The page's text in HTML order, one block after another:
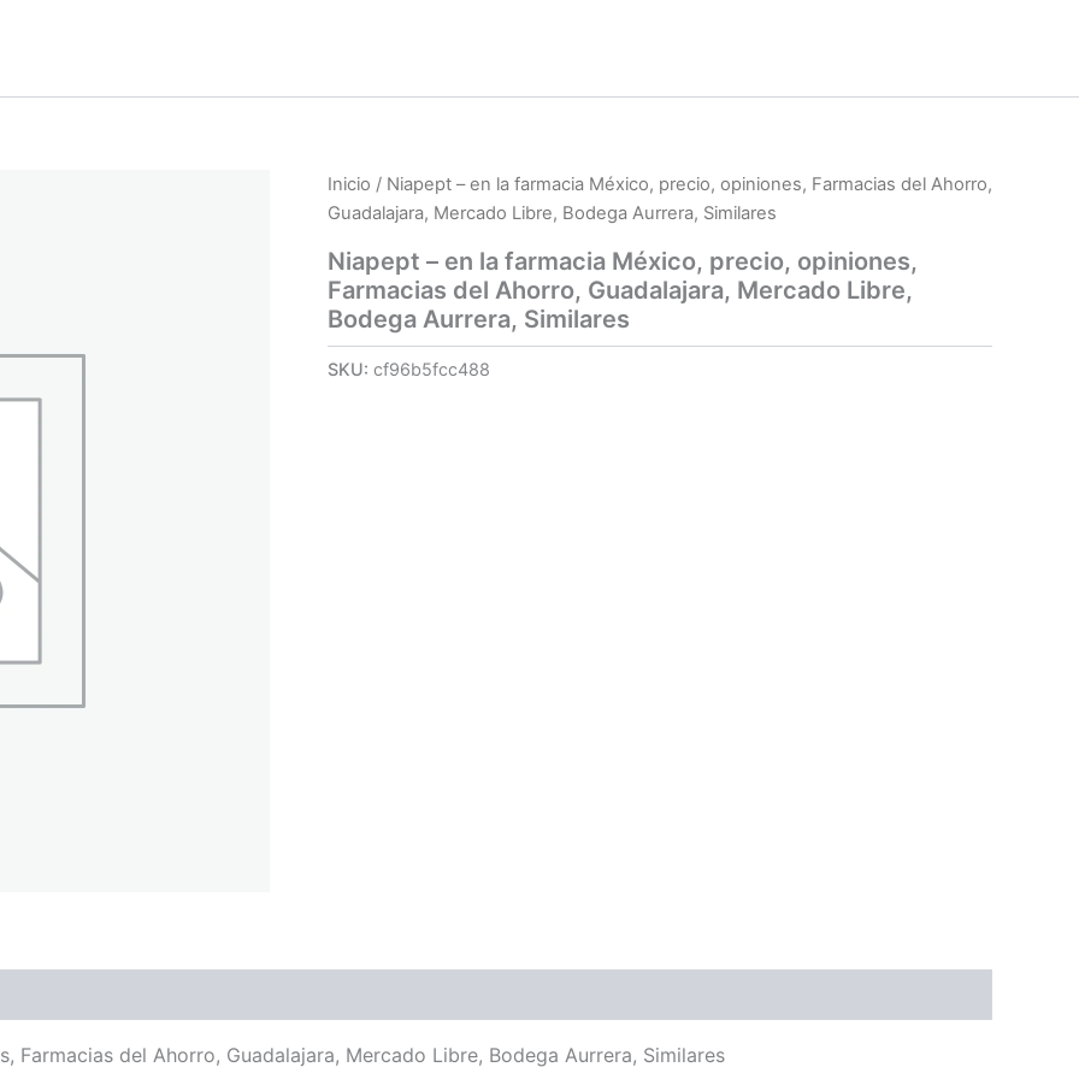
Inicio / Niapept – en la farmacia México, precio, opiniones, Farmacias del Ahorro,
Guadalajara, Mercado Libre, Bodega Aurrera, Similares
Niapept – en la farmacia México, precio, opiniones,
Farmacias del Ahorro, Guadalajara, Mercado Libre,
Bodega Aurrera, Similares
SKU: cf96b5fcc488
Farmacias del Ahorro, Guadalajara, Mercado Libre, Bodega Aurrera, Similares